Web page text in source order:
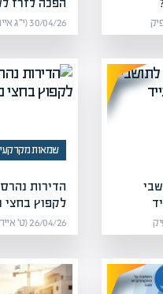
30/04/26 (י״ג אייר תשפ״ו) | מערכת אפיק
לתושבי
שמאות
הדירות
לקפוץ בחצי
26/04/26 (ט׳ אייר תשפ״ו) | מערכת אפיק